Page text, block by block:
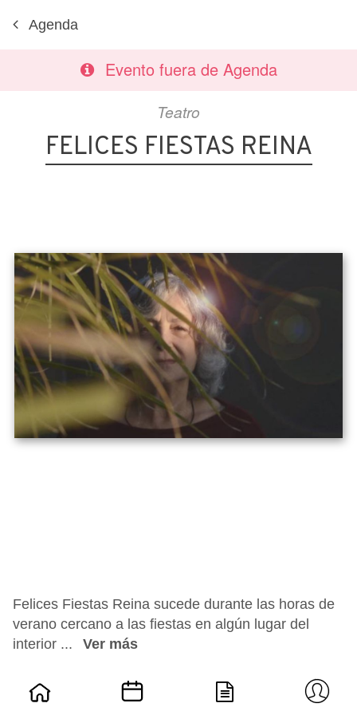
Agenda
Evento fuera de Agenda
Teatro
FELICES FIESTAS REINA
Felices Fiestas Reina sucede durante las horas de
verano cercano a las fiestas en algún lugar del
interior ...
Ver más